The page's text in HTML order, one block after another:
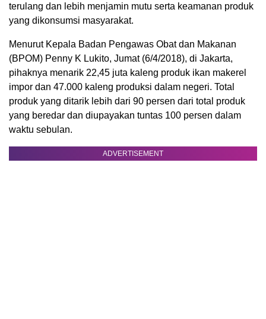
terulang dan lebih menjamin mutu serta keamanan produk
yang dikonsumsi masyarakat.
Menurut Kepala Badan Pengawas Obat dan Makanan
(BPOM) Penny K Lukito, Jumat (6/4/2018), di Jakarta,
pihaknya menarik 22,45 juta kaleng produk ikan makerel
impor dan 47.000 kaleng produksi dalam negeri. Total
produk yang ditarik lebih dari 90 persen dari total produk
yang beredar dan diupayakan tuntas 100 persen dalam
waktu sebulan.
ADVERTISEMENT